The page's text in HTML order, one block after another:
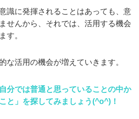
識に発揮されることはあっても、意
せんから、それでは、活用する機会
す。
な活用の機会が増えていきます。
分では普通と思っていることの中か
と」を探してみましょう(^o^)！